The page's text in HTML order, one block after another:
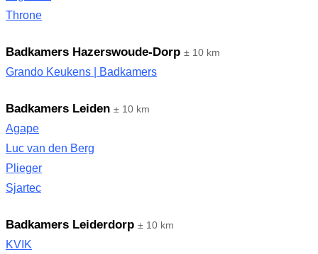
Throne
Badkamers Hazerswoude-Dorp ± 10 km
Grando Keukens | Badkamers
Badkamers Leiden ± 10 km
Agape
Luc van den Berg
Plieger
Sjartec
Badkamers Leiderdorp ± 10 km
KVIK